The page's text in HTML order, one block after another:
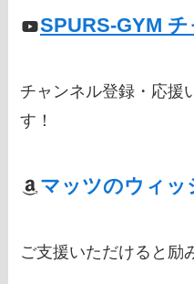
SPURS-GYM
チャンネル登録・応援
す！
マッツのウィッ
ご支援いただけると励